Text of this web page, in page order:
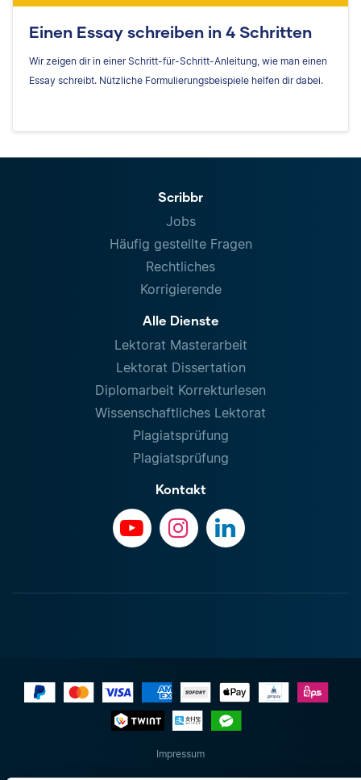
Einen Essay schreiben in 4 Schritten
Wir zeigen dir in einer Schritt-für-Schritt-Anleitung, wie man einen
Essay schreibt. Nützliche Formulierungsbeispiele helfen dir dabei.
Scribbr
Jobs
Häufig gestellte Fragen
Rechtliches
Korrigierende
Alle Dienste
Lektorat Masterarbeit
Lektorat Dissertation
Diplomarbeit Korrekturlesen
Wissenschaftliches Lektorat
Plagiatsprüfung
Plagiatsprüfung
Kontakt
Impressum